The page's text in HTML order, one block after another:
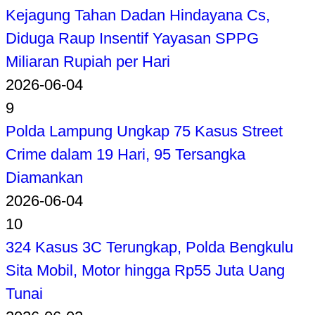
Kejagung Tahan Dadan Hindayana Cs,
Diduga Raup Insentif Yayasan SPPG
Miliaran Rupiah per Hari
2026-06-04
9
Polda Lampung Ungkap 75 Kasus Street
Crime dalam 19 Hari, 95 Tersangka
Diamankan
2026-06-04
10
324 Kasus 3C Terungkap, Polda Bengkulu
Sita Mobil, Motor hingga Rp55 Juta Uang
Tunai